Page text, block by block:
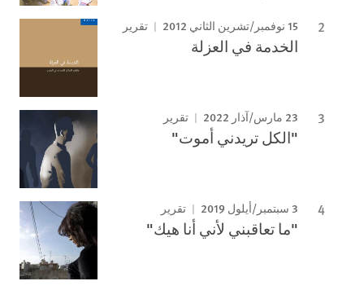
15 نوفمبر/تشرين الثاني 2012 تقرير
الخدمة في العزلة
23 مارس/آذار 2022 تقرير
"الكل تريدني أموت"
3 سبتمبر/أيلول 2019 تقرير
"ما تعاقبني لأني أنا هيك"